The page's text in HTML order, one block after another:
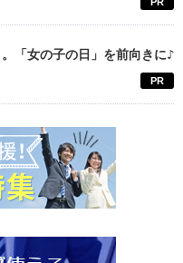
「女の子の日」を前向きに♪
PR